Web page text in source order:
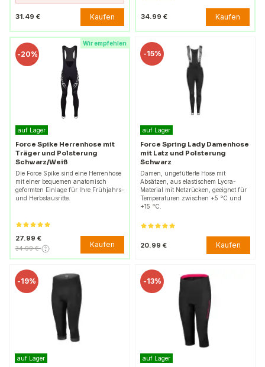
31.49 € Kaufen 34.99 € Kaufen
Wir empfehlen
-20%
auf Lager
Force Spike Herrenhose mit
Träger und Polsterung
Schwarz/Weiß
Die Force Spike sind eine Herrenhose
mit einer bequemen anatomisch
geformten Einlage für Ihre Frühjahrs-
und Herbstausritte.
27.99 €
34.99 € Kaufen
-15%
auf Lager
Force Spring Lady Damenhose
mit Latz und Polsterung
Schwarz
Damen, ungefütterte Hose mit
Absätzen, aus elastischem Lycra-
Material mit Netzrücken, geeignet für
Temperaturen zwischen +5 °C und
+15 °C.
20.99 € Kaufen
-19%
auf Lager
-13%
auf Lager